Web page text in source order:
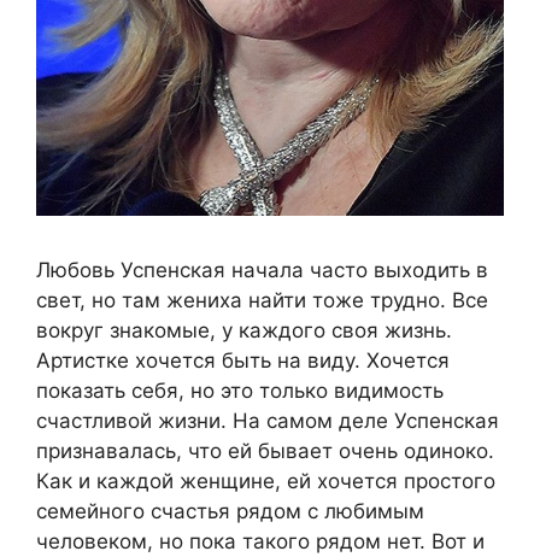
Любовь Успенская начала часто выходить в
свет, но там жениха найти тоже трудно. Все
вокруг знакомые, у каждого своя жизнь.
Артистке хочется быть на виду. Хочется
показать себя, но это только видимость
счастливой жизни. На самом деле Успенская
признавалась, что ей бывает очень одиноко.
Как и каждой женщине, ей хочется простого
семейного счастья рядом с любимым
человеком, но пока такого рядом нет. Вот и